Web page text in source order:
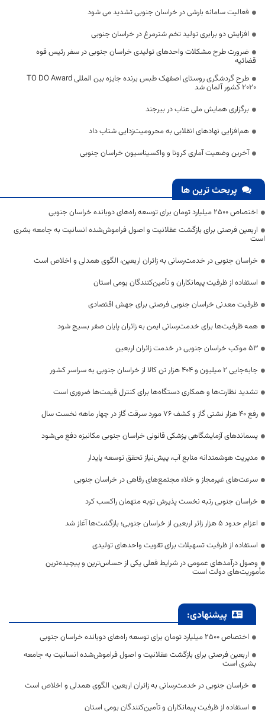
فعالیت سامانه بارشی در خراسان جنوبی تشدید می شود
افزایش دو برابری تولید تخم شترمرغ در خراسان جنوبی
ضرورت طرح مشکلات واحدهای تولیدی خراسان جنوبی در سفر رئیس قوه
قضائیه
طرح گردشگری روستای اصفهک طبس برنده جایزه بین المللی TO DO Award
۲۰۲۰ کشور آلمان شد
برگزاری همایش ملی عناب در بیرجند
هم‌افزایی نهادهای انقلابی به محرومیت‌زدایی شتاب داد
آخرین وضعیت آماری کرونا و واکسیناسیون خراسان جنوبی
پربحث ترین ها
اختصاص 2500 میلیارد تومان برای توسعه راه‌های دوبانده خراسان جنوبی
اربعین فرصتی برای بازگشت عقلانیت و اصول فراموش‌شده انسانیت به جامعه بشری
است
خراسان جنوبی در خدمت‌رسانی به زائران اربعین، الگوی همدلی و اخلاص است
استفاده از ظرفیت پیمانکاران و تأمین‌کنندگان بومی استان
ظرفیت معدنی خراسان جنوبی فرصتی برای جهش اقتصادی
همه ظرفیت‌ها برای خدمت‌رسانی ایمن به زائران پایان صفر بسیج شود
53 موکب خراسان جنوبی در خدمت زائران اربعین
جابه‌جایی 2 میلیون و 404 هزار تن کالا از خراسان جنوبی به سراسر کشور
تشدید نظارت‌ها و همکاری دستگاه‌ها برای کنترل قیمت‌ها ضروری است
رفع 40 هزار نشتی گاز و کشف 76 مورد سرقت گاز در چهار ماهه نخست سال
پسماندهای آزمایشگاهی پزشکی قانونی خراسان جنوبی مکانیزه دفع می‌شود
مدیریت هوشمندانه منابع آب، پیش‌نیاز تحقق توسعه پایدار
سرعت‌های غیرمجاز و خلاء مجتمع‌های رفاهی در خراسان جنوبی
خراسان جنوبی رتبه نخست پذیرش توبه متهمان راکسب کرد
اعزام حدود 5 هزار زائر اربعین از خراسان جنوبی؛ بازگشت‌ها آغاز شد
استفاده از ظرفیت تسهیلات برای تقویت واحدهای تولیدی
وصول درآمدهای عمومی در شرایط فعلی یکی از حساس‌ترین و پیچیده‌ترین
مأموریت‌های دولت است
پیشنهادی:
اختصاص 2500 میلیارد تومان برای توسعه راه‌های دوبانده خراسان جنوبی
اربعین فرصتی برای بازگشت عقلانیت و اصول فراموش‌شده انسانیت به جامعه
بشری است
خراسان جنوبی در خدمت‌رسانی به زائران اربعین، الگوی همدلی و اخلاص است
استفاده از ظرفیت پیمانکاران و تأمین‌کنندگان بومی استان